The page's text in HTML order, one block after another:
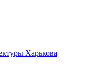
Харькова